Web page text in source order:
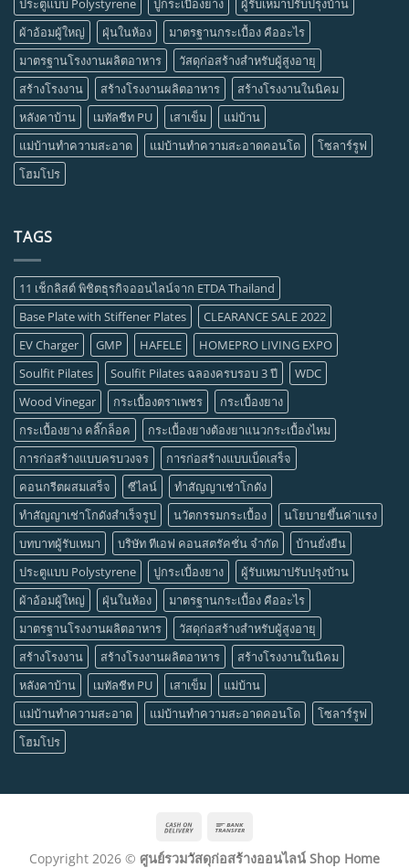
ประตูแบบ Polystyrene
ปูกระเบื้องยาง
ผู้รับเหมาปรับปรุงบ้าน
ผ้าอ้อมผู้ใหญ่
ฝุ่นในห้อง
มาตรฐานกระเบื้อง คืออะไร
มาตรฐานโรงงานผลิตอาหาร
วัสดุก่อสร้างสำหรับผู้สูงอายุ
สร้างโรงงาน
สร้างโรงงานผลิตอาหาร
สร้างโรงงานในนิคม
หลังคาบ้าน
เมทัลชีท PU เสาเข็ม
แม่บ้าน
แม่บ้านทำความสะอาด
แม่บ้านทำความสะอาดคอนโด
โซลาร์รูฟ
โฮมโปร
TAGS
11 เช็กลิสต์ พิชิตธุรกิจออนไลน์จาก ETDA Thailand
Base Plate with Stiffener Plates
CLEARANCE SALE 2022
EV Charger
GMP HAFELE
HOMEPRO LIVING EXPO
Soulfit Pilates
Soulfit Pilates ฉลองครบรอบ 3 ปี
WDC
Wood Vinegar
กระเบื้องตราเพชร
กระเบื้องยาง
กระเบื้องยาง คลิ๊กล็อค
กระเบื้องยางต้องยาแนวกระเบื้องไหม
การก่อสร้างแบบครบวงจร
การก่อสร้างแบบเบ็ดเสร็จ
คอนกรีตผสมเสร็จ
ซีไลน์
ทำสัญญาเช่าโกดัง
ทำสัญญาเช่าโกดังสำเร็จรูป
นวัตกรรมกระเบื้อง
นโยบายขึ้นค่าแรง
บทบาทผู้รับเหมา
บริษัท ทีเอฟ คอนสตรัคชั่น จำกัด
บ้านยั่งยืน
ประตูแบบ Polystyrene
ปูกระเบื้องยาง
ผู้รับเหมาปรับปรุงบ้าน
ผ้าอ้อมผู้ใหญ่
ฝุ่นในห้อง
มาตรฐานกระเบื้อง คืออะไร
มาตรฐานโรงงานผลิตอาหาร
วัสดุก่อสร้างสำหรับผู้สูงอายุ
สร้างโรงงาน
สร้างโรงงานผลิตอาหาร
สร้างโรงงานในนิคม
หลังคาบ้าน
เมทัลชีท PU เสาเข็ม
แม่บ้าน
แม่บ้านทำความสะอาด
แม่บ้านทำความสะอาดคอนโด
โซลาร์รูฟ
โฮมโปร
Cash
Copyright 2026 © ศูนย์รวมวัสดุก่อสร้างออนไลน์ Shop Home